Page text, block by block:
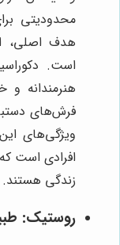
محدودیتی
هدف اصلی،
است.
هنرمندانه و
فرش‌های
ویژگی‌های
افرادی است
زندگی هستند.
روستیک: